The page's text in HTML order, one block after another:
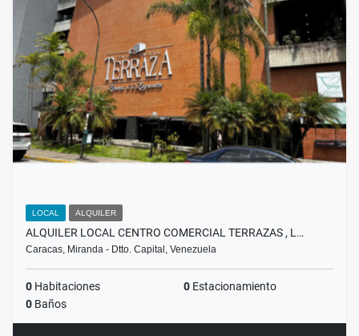
LOCAL ALQUILER
ALQUILER LOCAL CENTRO COMERCIAL TERRAZAS , L…
Caracas, Miranda - Dtto. Capital, Venezuela
0 Habitaciones 0 Estacionamiento
0 Baños